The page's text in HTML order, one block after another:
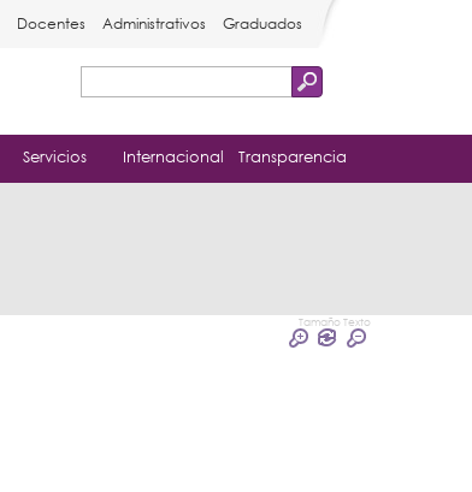
de
Docentes Administrativos Graduados
Servicios Internacional Transparencia
Tamaño Texto